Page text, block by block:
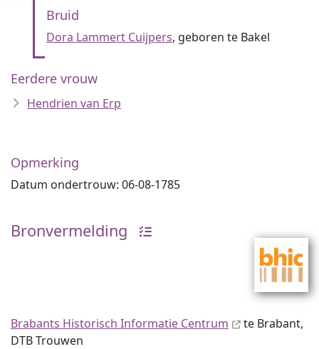
Bruid
Dora Lammert Cuijpers, geboren te Bakel
Eerdere vrouw
Hendrien van Erp
Opmerking
Datum ondertrouw: 06-08-1785
Bronvermelding
Brabants Historisch Informatie Centrum
te Brabant,
DTB Trouwen